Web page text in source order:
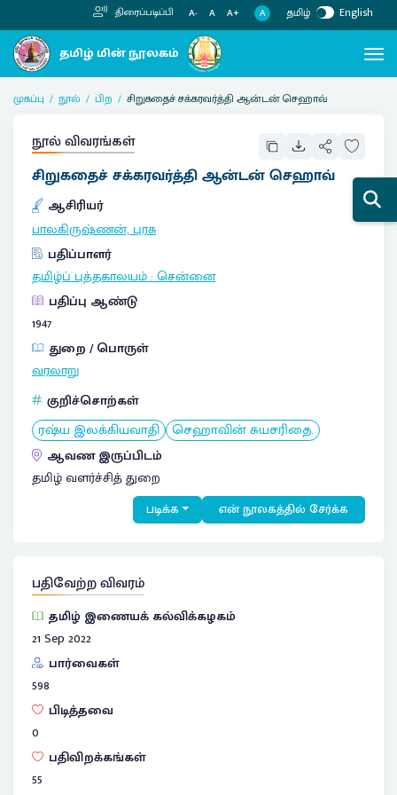
திரைப்படிப்பி A- A A+ A தமிழ் English
முகப்பு நூல் பிற சிறுகதைச் சக்கரவர்த்தி ஆன்டன் செஹாவ்
நூல் விவரங்கள்
சிறுகதைச் சக்கரவர்த்தி ஆன்டன் செஹாவ்
ஆசிரியர்
பாலகிருஷ்ணன், புரசு
பதிப்பாளர்
தமிழ்ப் புத்தகாலயம்:சென்னை
பதிப்பு ஆண்டு
1947
துறை / பொருள்
வரலாறு
குறிச்சொற்கள்
ரஷ்ய இலக்கியவாதி செஹாவின் சுயசரிதை.
ஆவண இருப்பிடம்
தமிழ் வளர்ச்சித் துறை
படிக்க என் நூலகத்தில் சேர்க்க
பதிவேற்ற விவரம்
தமிழ் இணையக் கல்விக்கழகம்
21 Sep 2022
பார்வைகள்
598
பிடித்தவை
0
பதிவிறக்கங்கள்
55